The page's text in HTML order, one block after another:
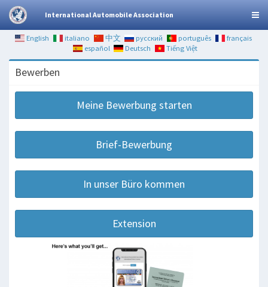
International Automobile Association
English italiano 中文 русский português
français
español
Deutsch Tiếng Việt
Bewerben
Meine Bewerbung starten
Brief-Bewerbung
In unser Büro kommen
Extension